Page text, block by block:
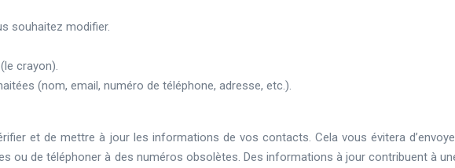
souhaitez modifier.
crayon).
(nom, email, numéro de téléphone, adresse, etc.).
et de mettre à jour les informations de vos contacts. Cela vous évitera
ou de téléphoner à des numéros obsolètes. Des informations à jour contribuent à